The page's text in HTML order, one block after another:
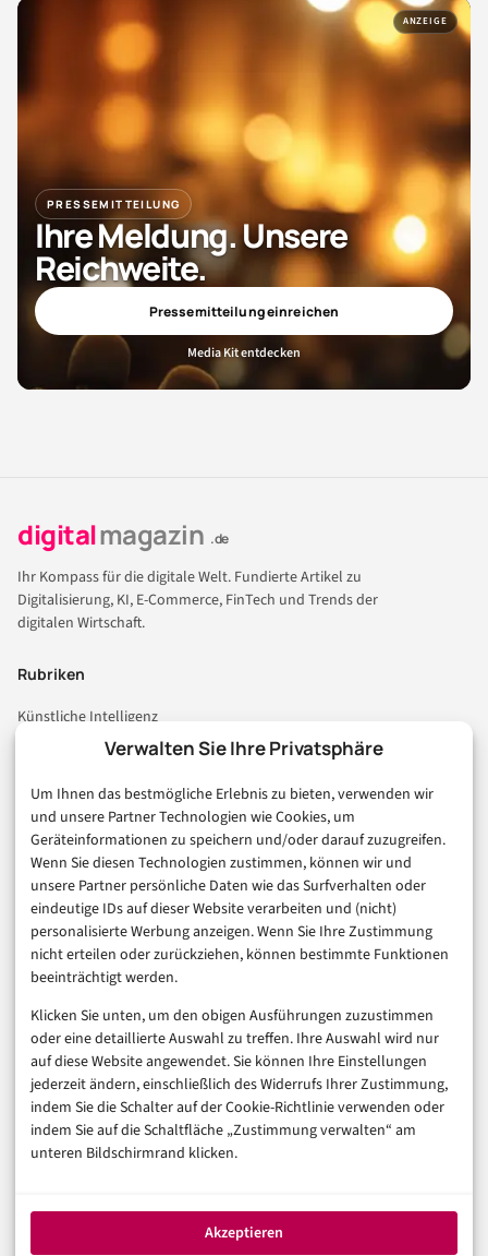
Verwalten Sie Ihre Privatsphäre
Um Ihnen das bestmögliche Erlebnis zu bieten, verwenden wir
und unsere Partner Technologien wie Cookies, um
Geräteinformationen zu speichern und/oder darauf zuzugreifen.
Wenn Sie diesen Technologien zustimmen, können wir und
unsere Partner persönliche Daten wie das Surfverhalten oder
eindeutige IDs auf dieser Website verarbeiten und (nicht)
personalisierte Werbung anzeigen. Wenn Sie Ihre Zustimmung
nicht erteilen oder zurückziehen, können bestimmte Funktionen
beeinträchtigt werden.
Klicken Sie unten, um den obigen Ausführungen zuzustimmen
oder eine detaillierte Auswahl zu treffen. Ihre Auswahl wird nur
auf diese Website angewendet. Sie können Ihre Einstellungen
jederzeit ändern, einschließlich des Widerrufs Ihrer Zustimmung,
indem Sie die Schalter auf der Cookie-Richtlinie verwenden oder
indem Sie auf die Schaltfläche „Zustimmung verwalten“ am
unteren Bildschirmrand klicken.
Akzeptieren
ANZEIGE
PRESSEMITTEILUNG
Ihre Meldung. Unsere
Reichweite.
Pressemitteilung einreichen
Media Kit entdecken
digitalmagazin .de
Ihr Kompass für die digitale Welt. Fundierte Artikel zu
Digitalisierung, KI, E-Commerce, FinTech und Trends der
digitalen Wirtschaft.
Rubriken
Künstliche Intelligenz
Technologie & IT
Consumer & Digital Life
Marketing
Finanzen & FinTech
Business & Karriere
Sicherheit & Recht
Digitalisierung
Marketing
Magazin
Unsere Redaktion
Werbeformate & Media Kit
Rechtliches
Datenschutzerklärung (EU)
Cookie-Richtlinie (EU)